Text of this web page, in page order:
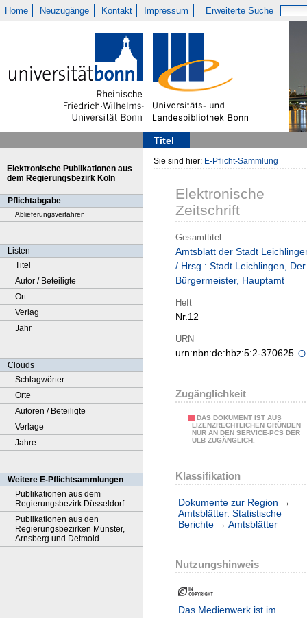
Home Neuzugänge Kontakt Impressum Erweiterte Suche
Titel
Elektronische Publikationen aus
dem Regierungsbezirk Köln
Pflichtabgabe
Ablieferungsverfahren
Listen
Titel
Autor / Beteiligte
Ort
Verlag
Jahr
Clouds
Schlagwörter
Orte
Autoren / Beteiligte
Verlage
Jahre
Weitere E-Pflichtsammlungen
Publikationen aus dem
Regierungsbezirk Düsseldorf
Publikationen aus den
Regierungsbezirken Münster,
Arnsberg und Detmold
Sie sind hier: E-Pflicht-Sammlung
Elektronische
Zeitschrift
Gesamttitel
Amtsblatt der Stadt
/ Hrsg.: Stadt Leichlingen, Der
Bürgermeister, Hauptamt
Heft
Nr.12
URN
urn:nbn:de:hbz:5:2-370625
Zugänglichkeit
DAS DOKUMENT IST AUS
LIZENZRECHTLICHEN GRÜNDEN
NUR AN DEN SERVICE-PCS DER
ULB ZUGÄNGLICH.
Klassifikation
Dokumente zur Region →
Amtsblätter. Statistische
Berichte → Amtsblätter
Nutzungshinweis
Das Medienwerk ist im